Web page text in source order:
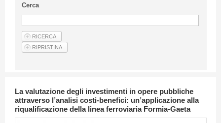
Privacy Policy
Articoli
Cerca
La valutazione degli investimenti in opere pubbliche
attraverso l’analisi costi-benefici: un’applicazione alla
riqualificazione della linea ferroviaria Formia-Gaeta